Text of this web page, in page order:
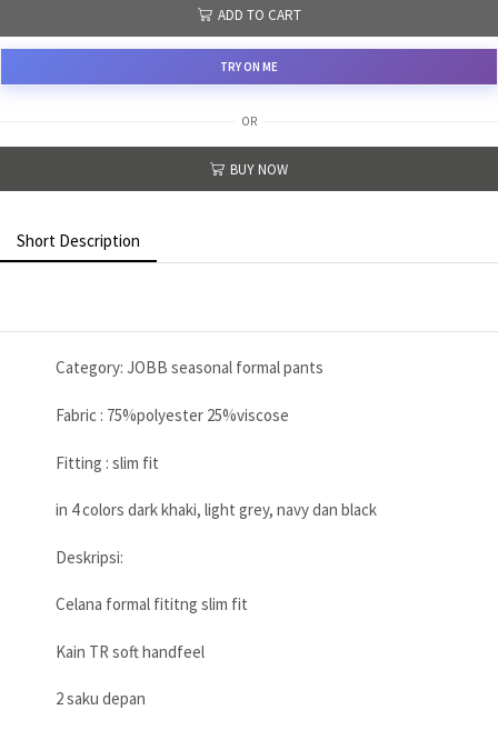
ADD TO CART
TRY ON ME
OR
BUY NOW
Short Description
Category: JOBB seasonal formal pants
Fabric : 75%polyester 25%viscose
Fitting : slim fit
in 4 colors dark khaki, light grey, navy dan black
Deskripsi:
Celana formal fititng slim fit
Kain TR soft handfeel
2 saku depan